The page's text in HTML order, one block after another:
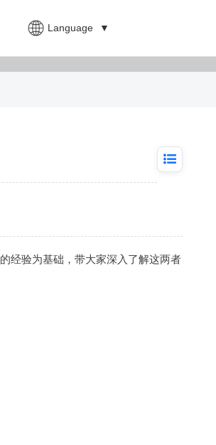
Language ▼
的经验为基础，带大家深入了解这两者